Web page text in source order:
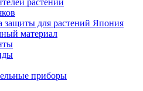
растений
защиты для растений Япония
материал
приборы